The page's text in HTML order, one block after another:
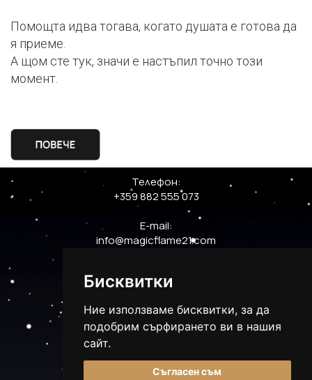
Бисквитки
Ние използваме бисквитки, за да
подобрим сърфирането ви в нашия
сайт.
Съгласен съм
Помощта идва тогава, когато душата е готова да
я приеме.
А щом сте тук, значи е настъпил точно този
момент.
Телефон:
+359 882 555 073
E-mail:
info@magicflame21.com